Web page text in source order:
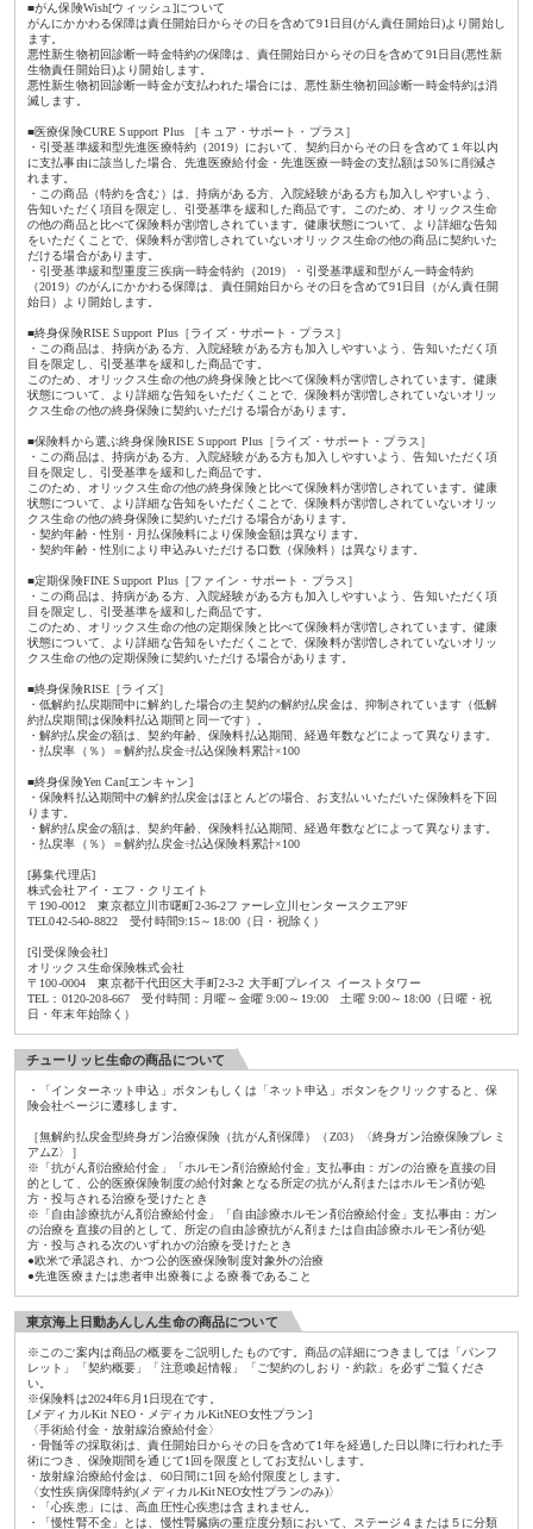
■がん保険Wish[ウィッシュ]について
がんにかかわる保障は責任開始日からその日を含めて91日目(がん責任開始日)より開始し
ます。
悪性新生物初回診断一時金特約の保障は、責任開始日からその日を含めて91日目(悪性新
生物責任開始日)より開始します。
悪性新生物初回診断一時金が支払われた場合には、悪性新生物初回診断一時金特約は消
滅します。
■医療保険CURE Support Plus ［キュア・サポート・プラス］
・引受基準緩和型先進医療特約（2019）において、契約日からその日を含めて１年以内
に支払事由に該当した場合、先進医療給付金・先進医療一時金の支払額は50％に削減さ
れます。
・この商品（特約を含む）は、持病がある方、入院経験がある方も加入しやすいよう、
告知いただく項目を限定し、引受基準を緩和した商品です。このため、オリックス生命
の他の商品と比べて保険料が割増しされています。健康状態について、より詳細な告知
をいただくことで、保険料が割増しされていないオリックス生命の他の商品に契約いた
だける場合があります。
・引受基準緩和型重度三疾病一時金特約（2019）・引受基準緩和型がん一時金特約
（2019）のがんにかかわる保障は、責任開始日からその日を含めて91日目（がん責任開
始日）より開始します。
■終身保険RISE Support Plus［ライズ・サポート・プラス］
・この商品は、持病がある方、入院経験がある方も加入しやすいよう、告知いただく項
目を限定し、引受基準を緩和した商品です。
このため、オリックス生命の他の終身保険と比べて保険料が割増しされています。健康
状態について、より詳細な告知をいただくことで、保険料が割増しされていないオリッ
クス生命の他の終身保険に契約いただける場合があります。
■保険料から選ぶ終身保険RISE Support Plus［ライズ・サポート・プラス］
・この商品は、持病がある方、入院経験がある方も加入しやすいよう、告知いただく項
目を限定し、引受基準を緩和した商品です。
このため、オリックス生命の他の終身保険と比べて保険料が割増しされています。健康
状態について、より詳細な告知をいただくことで、保険料が割増しされていないオリッ
クス生命の他の終身保険に契約いただける場合があります。
・契約年齢・性別・月払保険料により保険金額は異なります。
・契約年齢・性別により申込みいただける口数（保険料）は異なります。
■定期保険FINE Support Plus［ファイン・サポート・プラス］
・この商品は、持病がある方、入院経験がある方も加入しやすいよう、告知いただく項
目を限定し、引受基準を緩和した商品です。
このため、オリックス生命の他の定期保険と比べて保険料が割増しされています。健康
状態について、より詳細な告知をいただくことで、保険料が割増しされていないオリッ
クス生命の他の定期保険に契約いただける場合があります。
■終身保険RISE［ライズ］
・低解約払戻期間中に解約した場合の主契約の解約払戻金は、抑制されています（低解
約払戻期間は保険料払込期間と同一です）。
・解約払戻金の額は、契約年齢、保険料払込期間、経過年数などによって異なります。
・払戻率（％）＝解約払戻金÷払込保険料累計×100
■終身保険Yen Can[エンキャン]
・保険料払込期間中の解約払戻金はほとんどの場合、お支払いいただいた保険料を下回
ります。
・解約払戻金の額は、契約年齢、保険料払込期間、経過年数などによって異なります。
・払戻率（％）＝解約払戻金÷払込保険料累計×100
[募集代理店]
株式会社アイ・エフ・クリエイト
〒190-0012 東京都立川市曙町2-36-2ファーレ立川センタースクエア9F
TEL042-540-8822 受付時間9:15～18:00（日・祝除く）
[引受保険会社]
オリックス生命保険株式会社
〒100-0004 東京都千代田区大手町2-3-2 大手町プレイス イーストタワー
TEL：0120-208-667 受付時間：月曜～金曜 9:00～19:00 土曜 9:00～18:00（日曜・祝
日・年末年始除く）
チューリッヒ生命の商品について
・「インターネット申込」ボタンもしくは「ネット申込」ボタンをクリックすると、保
険会社ページに遷移します。
［無解約払戻金型終身ガン治療保険（抗がん剤保障）（Z03）〈終身ガン治療保険プレミ
アムZ〉］
※「抗がん剤治療給付金」「ホルモン剤治療給付金」支払事由：ガンの治療を直接の目
的として、公的医療保険制度の給付対象となる所定の抗がん剤またはホルモン剤が処
方・投与される治療を受けたとき
※「自由診療抗がん剤治療給付金」「自由診療ホルモン剤治療給付金」支払事由：ガン
の治療を直接の目的として、所定の自由診療抗がん剤または自由診療ホルモン剤が処
方・投与される次のいずれかの治療を受けたとき
●欧米で承認され、かつ公的医療保険制度対象外の治療
●先進医療または患者申出療養による療養であること
東京海上日動あんしん生命の商品について
※このご案内は商品の概要をご説明したものです。商品の詳細につきましては「パンフ
レット」「契約概要」「注意喚起情報」「ご契約のしおり・約款」を必ずご覧くださ
い。
※保険料は2024年6月1日現在です。
[メディカルKit NEO・メディカルKitNEO女性プラン]
〈手術給付金・放射線治療給付金〉
・骨髄等の採取術は、責任開始日からその日を含めて1年を経過した日以降に行われた手
術につき、保険期間を通じて1回を限度としてお支払いします。
・放射線治療給付金は、60日間に1回を給付限度とします。
〈女性疾病保障特約(メディカルKitNEO女性プランのみ)〉
・「心疾患」には、高血圧性心疾患は含まれません。
・「慢性腎不全」とは、慢性腎臓病の重症度分類において、ステージ４または５に分類